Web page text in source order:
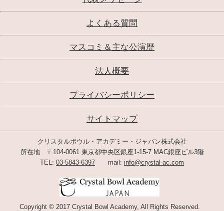
よくある質問
マスコミ＆主な公演歴
法人概要
プライバシーポリシー
サイトマップ
クリスタルボウル・アカデミー・ジャパン株式会社
所在地 〒104-0061 東京都中央区銀座1-15-7 MAC銀座ビル3階
TEL: 03-5843-6397 mail: info@crystal-ac.com
Copyright © 2017 Crystal Bowl Academy, All Rights Reserved.